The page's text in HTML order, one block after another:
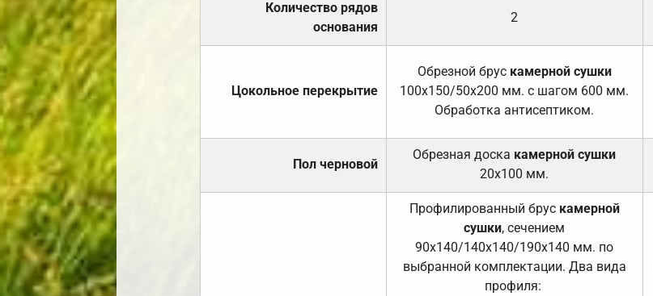
Количество рядов
основания
2
Цокольное перекрытие
Обрезной брус камерной сушки
100х150/50х200 мм. с шагом 600 мм.
Обработка антисептиком.
Пол черновой
Обрезная доска камерной сушки
20х100 мм.
Профилированный брус камерной
сушки, сечением
90х140/140х140/190х140 мм. по
выбранной комплектации. Два вида
профиля: